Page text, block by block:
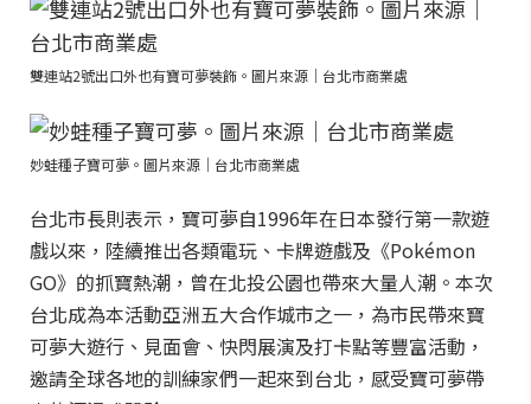
雙連站2號出口外也有寶可夢裝飾。圖片來源｜台北市商業處
妙蛙種子寶可夢。圖片來源｜台北市商業處
台北市長則表示，寶可夢自1996年在日本發行第一款遊
戲以來，陸續推出各類電玩、卡牌遊戲及《Pokémon
GO》的抓寶熱潮，曾在北投公園也帶來大量人潮。本次
台北成為本活動亞洲五大合作城市之一，為市民帶來寶
可夢大遊行、見面會、快閃展演及打卡點等豐富活動，
邀請全球各地的訓練家們一起來到台北，感受寶可夢帶